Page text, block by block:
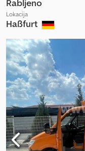
Rabljeno
Lokacija
Haßfurt